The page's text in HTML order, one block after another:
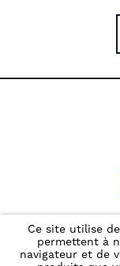
Ce site utilise
permettent à
navigateur et de